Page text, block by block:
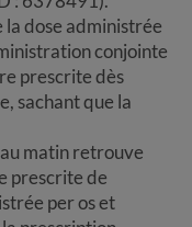
la dose administrée
conjointe
prescrite dès
sachant que la
matin retrouve
prescrite de
per os et